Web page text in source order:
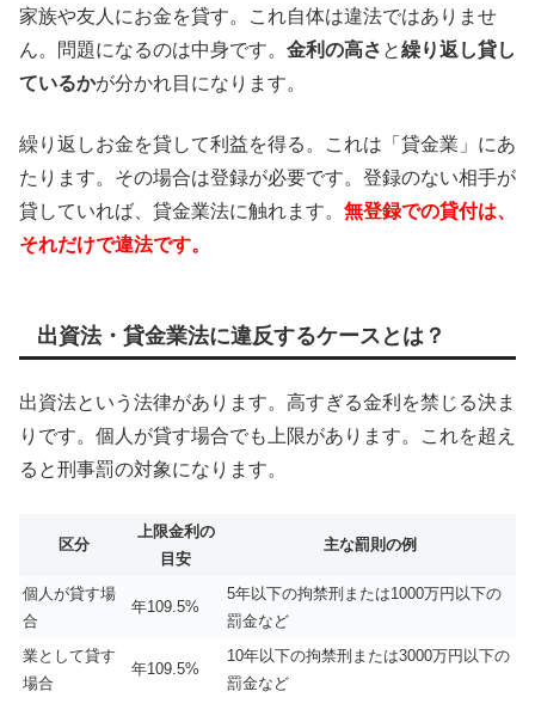
家族や友人にお金を貸す。これ自体は違法ではありませ
ん。問題になるのは中身です。 金利の高さ と繰り返し貸し
ているかが分かれ目になります。
繰り返しお金を貸して利益を得る。これは「貸金業」にあ
たります。その場合は登録が必要です。登録のない相手が
貸していれば、貸金業法に触れます。 無登録での貸付は、
それだけで違法です。
出資法・貸金業法に違反するケースとは？
出資法という法律があります。高すぎる金利を禁じる決ま
りです。個人が貸す場合でも上限があります。これを超え
ると刑事罰の対象になります。
区分
上限金利の
目安
主な罰則の例
個人が貸す場
合
年109.5%
5年以下の拘禁刑または1000万円以下の
罰金など
業として貸す
場合
年109.5%
10年以下の拘禁刑または3000万円以下の
罰金など